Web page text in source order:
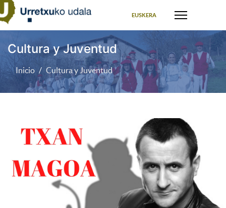
EUSKERA
Cultura y Juventud
Inicio Cultura y Juventud